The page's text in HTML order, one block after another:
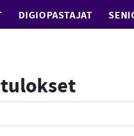
DIGIOPASTAJAT